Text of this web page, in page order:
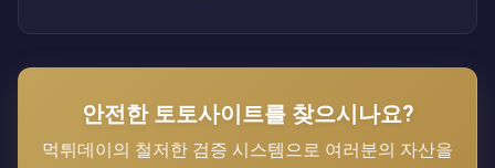
안전한 토토사이트를 찾으시나요?
먹튀데이의 철저한 검증 시스템으로 여러분의 자산을